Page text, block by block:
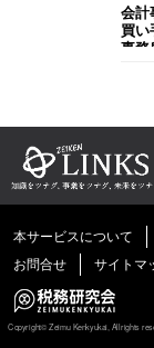
会計
買
事務
本サービスについて
お問合せ
サイトマ
Copyright© Zeimu Kenkyukai, Allrights